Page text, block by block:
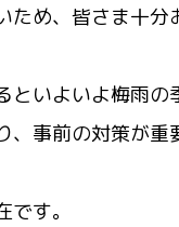
め、皆さま十分
いよいよ梅雨の
事前の対策が重
す。